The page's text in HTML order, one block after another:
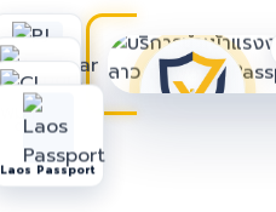
PJ Myanmar
Passport
CI (พม่า)
Laos Passport